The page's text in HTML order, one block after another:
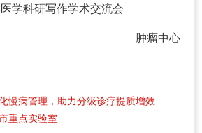
医学科研写作学术交流会
肿瘤中心
慢病管理，助力分级诊疗提质增效——
重点实验室